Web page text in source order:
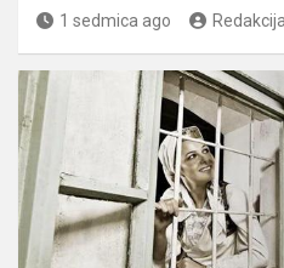
1 sedmica ago Redakcija